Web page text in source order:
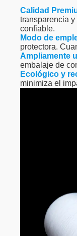
Calidad
transparencia
confiable.
Modo de
protectora.
Ampliamente
embalaje de
Ecológico y
minimiza el